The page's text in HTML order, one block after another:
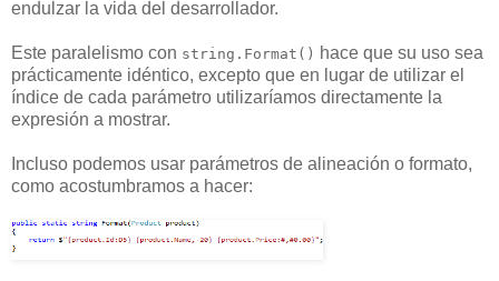
endulzar la vida del desarrollador.
Este paralelismo con string.Format() hace que su uso sea
prácticamente idéntico, excepto que en lugar de utilizar el
índice de cada parámetro utilizaríamos directamente la
expresión a mostrar.
Incluso podemos usar parámetros de alineación o formato,
como acostumbramos a hacer: